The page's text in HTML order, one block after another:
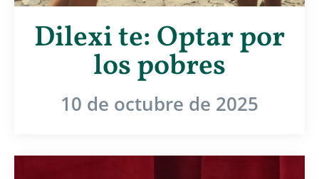
Dilexi te: Optar por
los pobres
10 de octubre de 2025